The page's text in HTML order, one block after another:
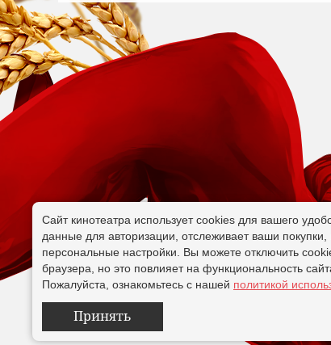
Сайт кинотеатра использует cookies для вашего
данные для авторизации, отслеживает ваши
персональные настройки. Вы можете отключить
браузера, но это повлияет на функциональность
Пожалуйста, ознакомьтесь с нашей политикой
Принять